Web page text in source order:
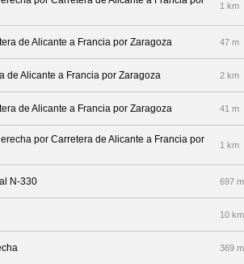
1 km
de Alicante a Francia por Zaragoza 47 m
de Alicante a Francia por Zaragoza 2 km
de Alicante a Francia por Zaragoza 41 m
por Carretera de Alicante a Francia por
1 km
N-330 697 m
10 km
369 m